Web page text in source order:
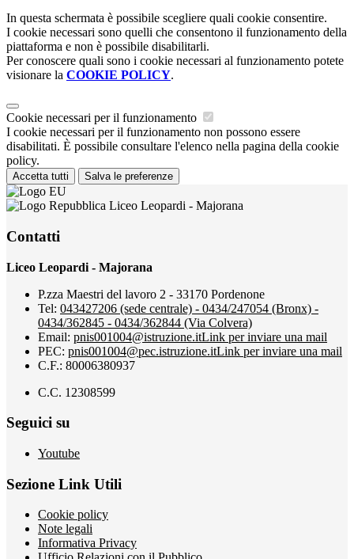
In questa schermata è possibile scegliere quali cookie consentire.
I cookie necessari sono quelli che consentono il funzionamento della
piattaforma e non è possibile disabilitarli.
Per conoscere quali sono i cookie necessari al funzionamento potete
visionare la COOKIE POLICY.
Cookie necessari per il funzionamento
I cookie necessari per il funzionamento non possono essere
disabilitati. È possibile consultare l'elenco nella pagina della cookie
policy.
Accetta tutti Salva le preferenze
Liceo Leopardi - Majorana
Contatti
Liceo Leopardi - Majorana
P.zza Maestri del lavoro 2 - 33170 Pordenone
Tel: 043427206 (sede centrale) - 0434/247054 (Bronx) -
0434/362845 - 0434/362844 (Via Colvera)
Email: pnis001004@istruzione.itLink per inviare una mail
PEC: pnis001004@pec.istruzione.itLink per inviare una mail
C.F.: 80006380937
C.C. 12308599
Seguici su
Youtube
Sezione Link Utili
Cookie policy
Note legali
Informativa Privacy